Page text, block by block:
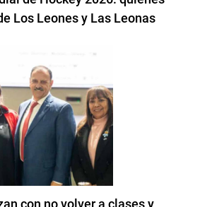
Los Leones y Las Leonas
con no volver a clases y